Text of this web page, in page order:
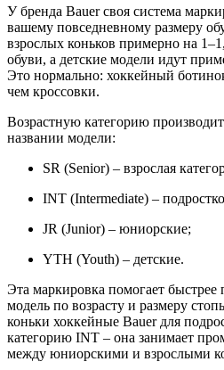
У бренда Bauer своя система
вашему повседневному размеру
взрослых коньков примерно на
обуви, а детские модели идут
Это нормально: хоккейный
чем кроссовки.
Возрастную категорию
названии модели:
SR (Senior) – взрослая
INT (Intermediate) –
JR (Junior) – юниорские;
YTH (Youth) – детские.
Эта маркировка помогает
модель по возрасту и размеру
коньки хоккейные Bauer для
категорию INT – она занимает
между юниорскими и взрослыми